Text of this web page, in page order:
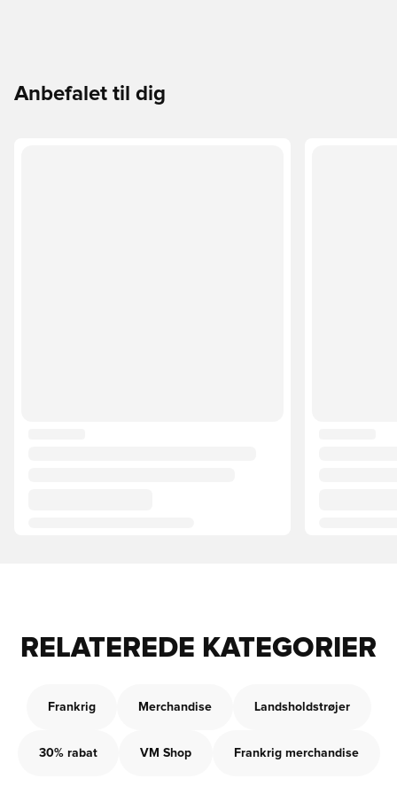
Anbefalet til dig
RELATEREDE KATEGORIER
Frankrig Merchandise Landsholdstrøjer
30% rabat VM Shop Frankrig merchandise